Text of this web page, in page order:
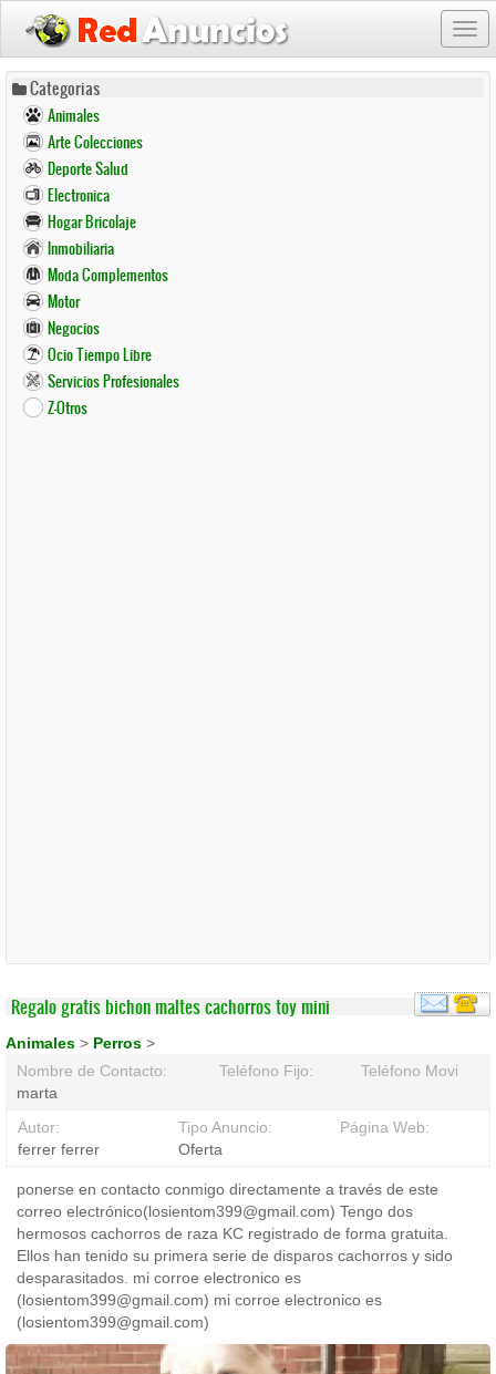
Pasar
contenido
principal
Categorias
Animales
Arte Colecciones
Deporte Salud
Electronica
Hogar Bricolaje
Inmobiliaria
Moda Complementos
Motor
Negocios
Ocio Tiempo Libre
Servicios Profesionales
Z-Otros
Regalo gratis bichon maltes cachorros toy mini
Animales > Perros >
Nombre de Contacto:
marta
Teléfono Fijo: Teléfono Movil:
Autor:
ferrer ferrer
Tipo Anuncio:
Oferta
Página Web:
ponerse en contacto conmigo directamente a través de este
correo electrónico(losientom399@gmail.com) Tengo dos
hermosos cachorros de raza KC registrado de forma gratuita.
Ellos han tenido su primera serie de disparos cachorros y sido
desparasitados. mi corroe electronico es
(losientom399@gmail.com) mi corroe electronico es
(losientom399@gmail.com)